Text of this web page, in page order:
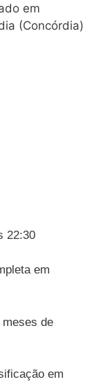
em
(Concórdia)
22:30
em
de
em